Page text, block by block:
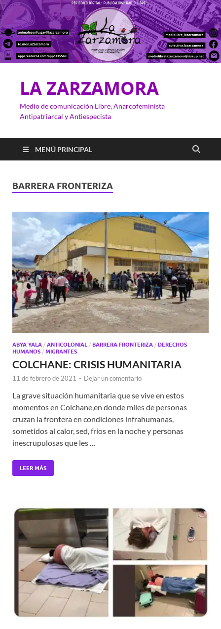
LA ZARZAMORA
Medio de comunicación Libre, Anarcofeminista
Antipatriarcal y Antiespecista
MENÚ PRINCIPAL
BARRERA FRONTERIZA
ABYA YALA / ANTICOLONIAL / BARRERA FRONTERIZA / DERECHOS
HUMANOS / MIGRANTES
COLCHANE: CRISIS HUMANITARIA
11 de febrero de 2021 - Dejar un comentario
La grave situación humanitaria que se vive en estos
momentos en Colchane,en donde miles de personas
cruzan la frontera en condiciones infrahumanas,
sometidos al calor, sed, fríos en la noche y personas
inescrupulosas que les …
LEER MÁS